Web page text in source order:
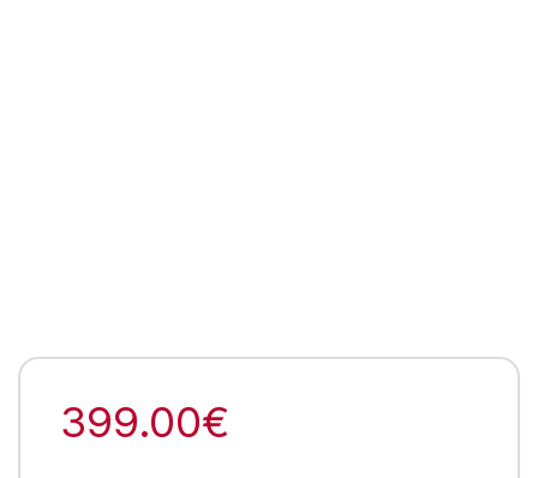
399.00€